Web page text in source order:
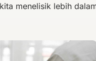
menelisik lebih